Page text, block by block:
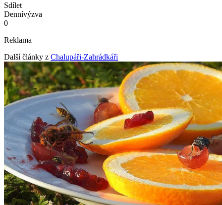
Sdílet
Dennívýzva
0
Reklama
Další články z Chalupáři-Zahrádkáři